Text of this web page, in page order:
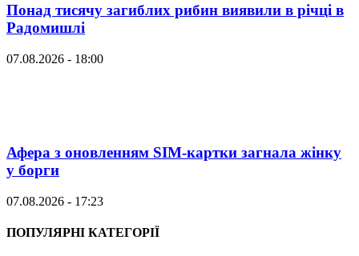
Понад тисячу загиблих рибин виявили в річці в
Радомишлі
07.08.2026 - 18:00
Афера з оновленням SIM-картки загнала жінку
у борги
07.08.2026 - 17:23
ПОПУЛЯРНІ КАТЕГОРІЇ